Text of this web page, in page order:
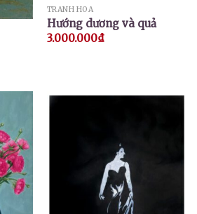
TRANH HOA
Hướng dương và quả
3.000.000₫